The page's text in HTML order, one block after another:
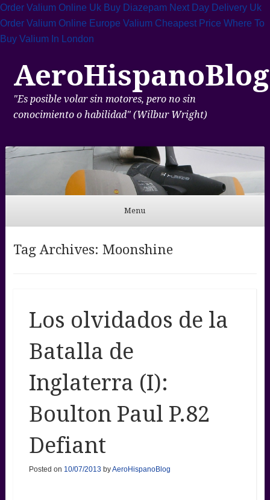
Order Valium Online Uk Buy Diazepam Next Day Delivery Uk
Order Valium Online Europe Valium Cheapest Price Where To
Buy Valium In London
AeroHispanoBlog
"Es posible volar sin motores, pero no sin
conocimiento o habilidad" (Wilbur Wright)
Menu
Tag Archives: Moonshine
Los olvidados de la
Batalla de
Inglaterra (I):
Boulton Paul P.82
Defiant
Posted on 10/07/2013 byAeroHispanoBlog